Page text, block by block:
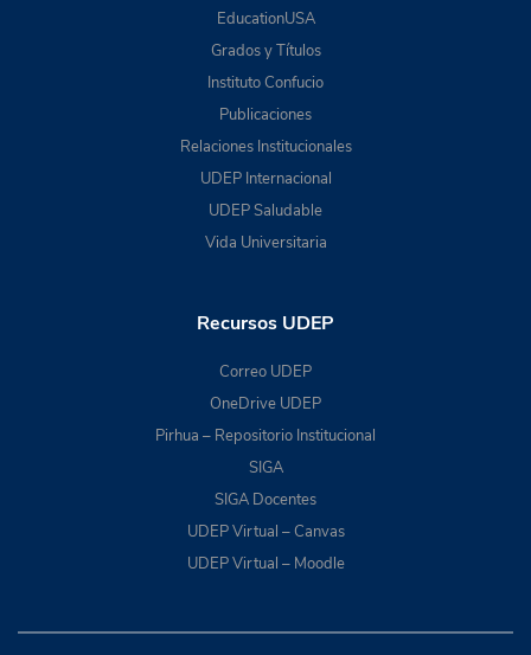
EducationUSA
Grados y Títulos
Instituto Confucio
Publicaciones
Relaciones Institucionales
UDEP Internacional
UDEP Saludable
Vida Universitaria
Recursos UDEP
Correo UDEP
OneDrive UDEP
Pirhua – Repositorio Institucional
SIGA
SIGA Docentes
UDEP Virtual – Canvas
UDEP Virtual – Moodle